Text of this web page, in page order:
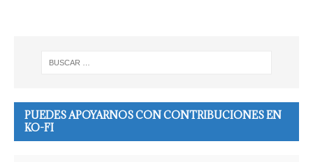
PUEDES APOYARNOS CON CONTRIBUCIONES EN
KO-FI